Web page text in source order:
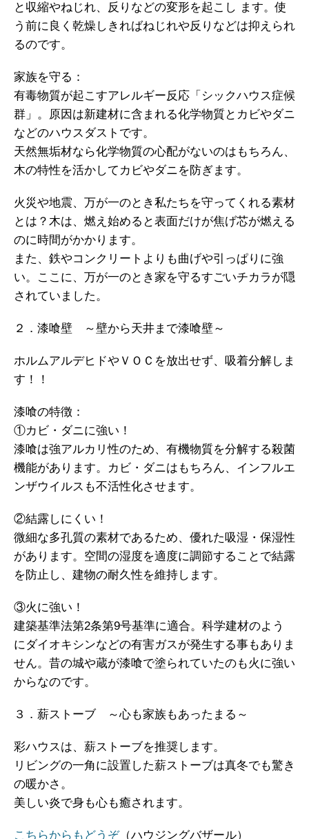
と収縮やねじれ、反りなどの変形を起こし ます。使
う前に良く乾燥しきればねじれや反りなどは抑えられ
るのです。
家族を守る：
有毒物質が起こすアレルギー反応「シックハウス症候
群」。原因は新建材に含まれる化学物質とカビやダニ
などのハウスダストです。
天然無垢材なら化学物質の心配がないのはもちろん、
木の特性を活かしてカビやダニを防ぎます。
火災や地震、万が一のとき私たちを守ってくれる素材
とは？木は、燃え始めると表面だけが焦げ芯が燃える
のに時間がかかります。
また、鉄やコンクリートよりも曲げや引っぱりに強
い。ここに、万が一のとき家を守るすごいチカラが隠
されていました。
２．漆喰壁 ～壁から天井まで漆喰壁～
ホルムアルデヒドやＶＯＣを放出せず、吸着分解しま
す！！
漆喰の特徴：
①カビ・ダニに強い！
漆喰は強アルカリ性のため、有機物質を分解する殺菌
機能があります。カビ・ダニはもちろん、インフルエ
ンザウイルスも不活性化させます。
②結露しにくい！
微細な多孔質の素材であるため、優れた吸湿・保湿性
があります。空間の湿度を適度に調節することで結露
を防止し、建物の耐久性を維持します。
③火に強い！
建築基準法第2条第9号基準に適合。科学建材のよう
にダイオキシンなどの有害ガスが発生する事もありま
せん。昔の城や蔵が漆喰で塗られていたのも火に強い
からなのです。
３．薪ストーブ ～心も家族もあったまる～
彩ハウスは、薪ストーブを推奨します。
リビングの一角に設置した薪ストーブは真冬でも驚き
の暖かさ。
美しい炎で身も心も癒されます。
こちらからもどうぞ（ハウジングバザール）